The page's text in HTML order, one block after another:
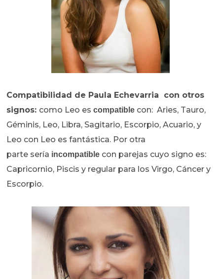
Compatibilidad de Paula Echevarria con otros
signos: como Leo escompatible con: Aries, Tauro,
Géminis, Leo, Libra, Sagitario, Escorpio, Acuario, y
Leo con Leo es fantástica. Por otra
parte sería incompatible con parejas cuyo signo es:
Capricornio, Piscis y regular para los Virgo, Cáncer y
Escorpio.